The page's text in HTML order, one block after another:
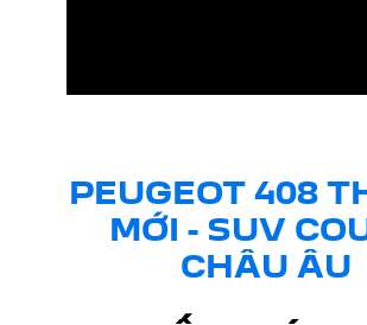
PEUGEOT 408
MỚI - SUV
CHÂU ÂU